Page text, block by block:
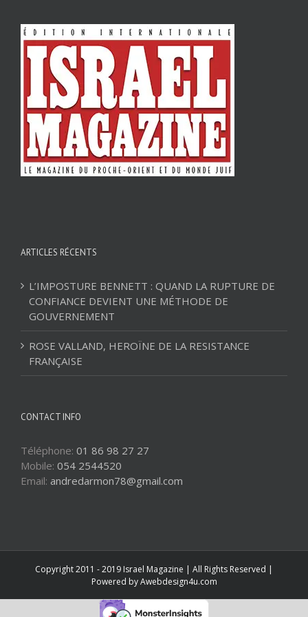
ARTICLES RÉCENTS
L’IMPOSTURE BENNETT : QUAND LA RUPTURE DE
CONFIANCE DEVIENT UNE MÉTHODE DE
GOUVERNEMENT
ROSE VALLAND, HEROÏNE DE LA RESISTANCE
FRANÇAISE
CONTACT INFO
Téléphone: 01 86 98 27 27
Mobile: 054 2544520
Email: andredarmon78@gmail.com
Copyright 2011 - 2019 Israel Magazine | All Rights Reserved |
Powered byAwebdesign4u.com